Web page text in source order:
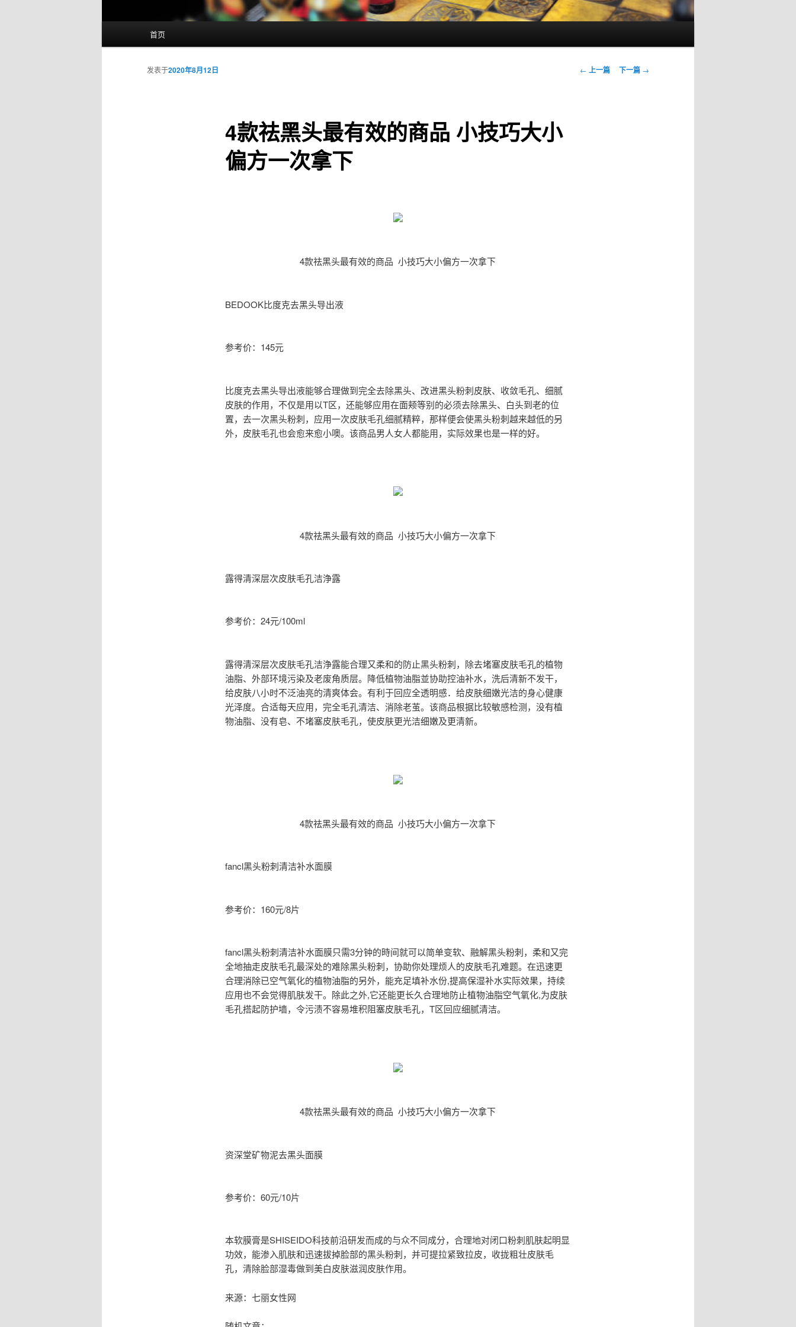
首页
文
← 上一篇 下一篇 →
4款祛黑头最有效的商品 小技巧大小
偏方一次拿下
发表于2020年8月12日
4款祛黑头最有效的商品 小技巧大小偏方一次拿下
BEDOOK比度克去黑头导出液
参考价：145元
比度克去黑头导出液能够合理做到完全去除黑头、改进黑头粉刺皮肤、收敛毛孔、细腻
皮肤的作用，不仅是用以T区，还能够应用在面颊等别的必须去除黑头、白头到老的位
置，去一次黑头粉刺，应用一次皮肤毛孔细腻精粹，那样便会使黑头粉刺越来越低的另
外，皮肤毛孔也会愈来愈小噢。该商品男人女人都能用，实际效果也是一样的好。
4款祛黑头最有效的商品 小技巧大小偏方一次拿下
露得清深层次皮肤毛孔洁浄露
参考价：24元/100ml
露得清深层次皮肤毛孔洁浄露能合理又柔和的防止黑头粉刺，除去堵塞皮肤毛孔的植物
油脂、外部环境污染及老废角质层。降低植物油脂並协助控油补水，洗后清新不发干，
给皮肤八小时不泛油亮的清爽体会。有利于回应全透明感．给皮肤细嫩光洁的身心健康
光泽度。合适每天应用，完全毛孔清洁、消除老茧。该商品根据比较敏感检测，没有植
物油脂、没有皂、不堵塞皮肤毛孔，使皮肤更光洁细嫩及更清新。
4款祛黑头最有效的商品 小技巧大小偏方一次拿下
fancl黑头粉刺清洁补水面膜
参考价：160元/8片
fancl黑头粉刺清洁补水面膜只需3分钟的時间就可以简单变软、融解黑头粉刺，柔和又完
全地抽走皮肤毛孔最深处的难除黑头粉刺，协助你处理烦人的皮肤毛孔难题。在迅速更
合理消除已空气氧化的植物油脂的另外，能充足填补水份,提高保湿补水实际效果，持续
应用也不会觉得肌肤发干。除此之外,它还能更长久合理地防止植物油脂空气氧化,为皮肤
毛孔搭起防护墙，令污渍不容易堆积阻塞皮肤毛孔，T区回应细腻清洁。
4款祛黑头最有效的商品 小技巧大小偏方一次拿下
资深堂矿物泥去黑头面膜
参考价：60元/10片
本软膜膏是SHISEIDO科技前沿研发而成的与众不同成分，合理地对闭口粉刺肌肤起明显
功效，能渗入肌肤和迅速拔掉脸部的黑头粉刺，并可提拉紧致拉皮，收拢粗壮皮肤毛
孔，清除脸部湿毒做到美白皮肤滋润皮肤作用。
来源：七丽女性网